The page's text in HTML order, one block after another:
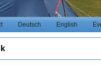
Deutsch English